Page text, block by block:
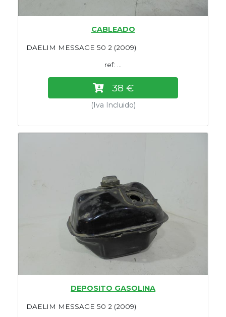
CABLEADO
DAELIM MESSAGE 50 2 (2009)
ref: ...
38 €
(Iva Incluido)
DEPOSITO GASOLINA
DAELIM MESSAGE 50 2 (2009)